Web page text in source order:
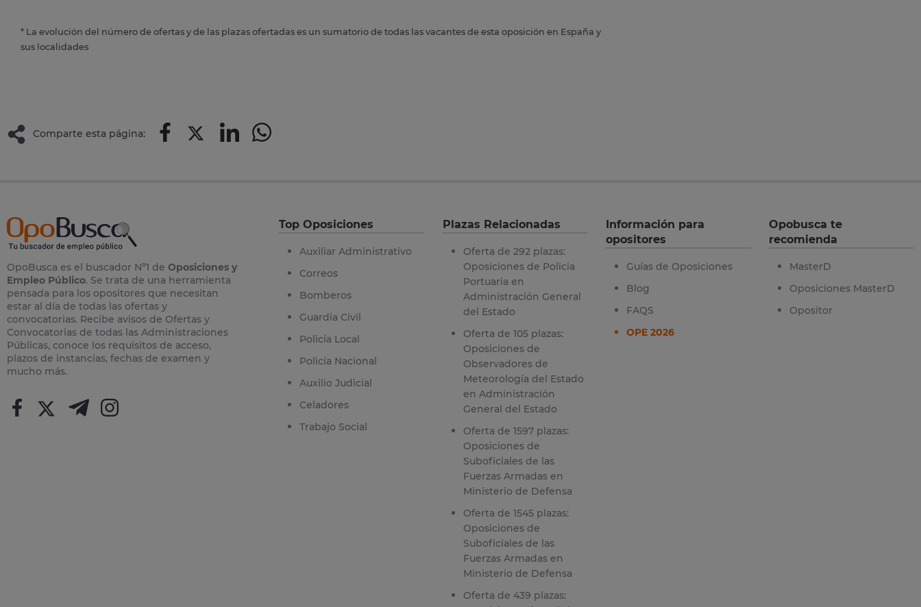
* La evolución del número de ofertas y de las plazas ofertadas es un sumatorio de todas las vacantes de esta oposición en España y
sus localidades
Comparte esta página:
OpoBusca es el buscador Nº1 de Oposiciones y
Empleo Público. Se trata de una herramienta
pensada para los opositores que necesitan
estar al día de todas las ofertas y
convocatorias. Recibe avisos de Ofertas y
Convocatorias de todas las Administraciones
Públicas, conoce los requisitos de acceso,
plazos de instancias, fechas de examen y
mucho más.
Top Oposiciones
Auxiliar Administrativo
Correos
Bomberos
Guardia Civil
Policía Local
Policía Nacional
Auxilio Judicial
Celadores
Trabajo Social
Plazas Relacionadas
Oferta de 292 plazas:
Oposiciones de Policia
Portuaria en
Administración General
del Estado
Oferta de 105 plazas:
Oposiciones de
Observadores de
Meteorología del Estado
en Administración
General del Estado
Oferta de 1597 plazas:
Oposiciones de
Suboficiales de las
Fuerzas Armadas en
Ministerio de Defensa
Oferta de 1545 plazas:
Oposiciones de
Suboficiales de las
Fuerzas Armadas en
Ministerio de Defensa
Oferta de 439 plazas:
Información para
opositores
Guías de Oposiciones
Blog
FAQS
OPE 2026
Opobusca te
recomienda
MasterD
Oposiciones MasterD
Opositor